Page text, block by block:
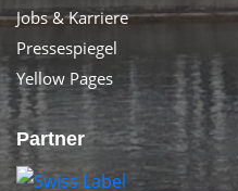
Jobs & Karriere
Pressespiegel
Yellow Pages
Partner